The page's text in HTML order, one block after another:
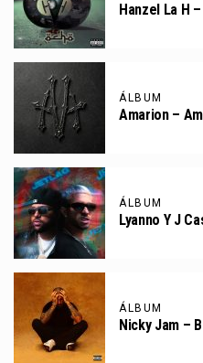
Hanzel La H
ÁLBUM
Amarion –
ÁLBUM
Lyanno Y J
ÁLBUM
Nicky Jam –